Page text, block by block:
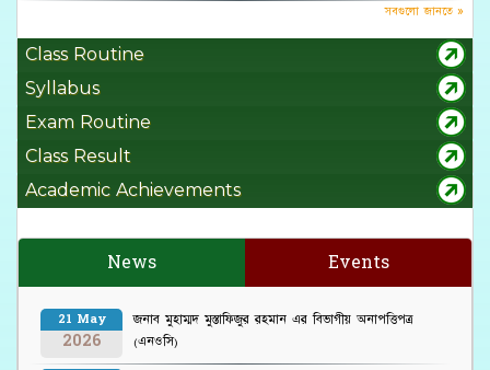
সবগুলো জানতে »
Class Routine
Syllabus
Exam Routine
Class Result
Academic Achievements
News Events
21 May
2026
জনাব মুহাম্মদ মুস্তাফিজুর রহমান এর বিভাগীয় অনাপত্তিপত্র
(এনওসি)